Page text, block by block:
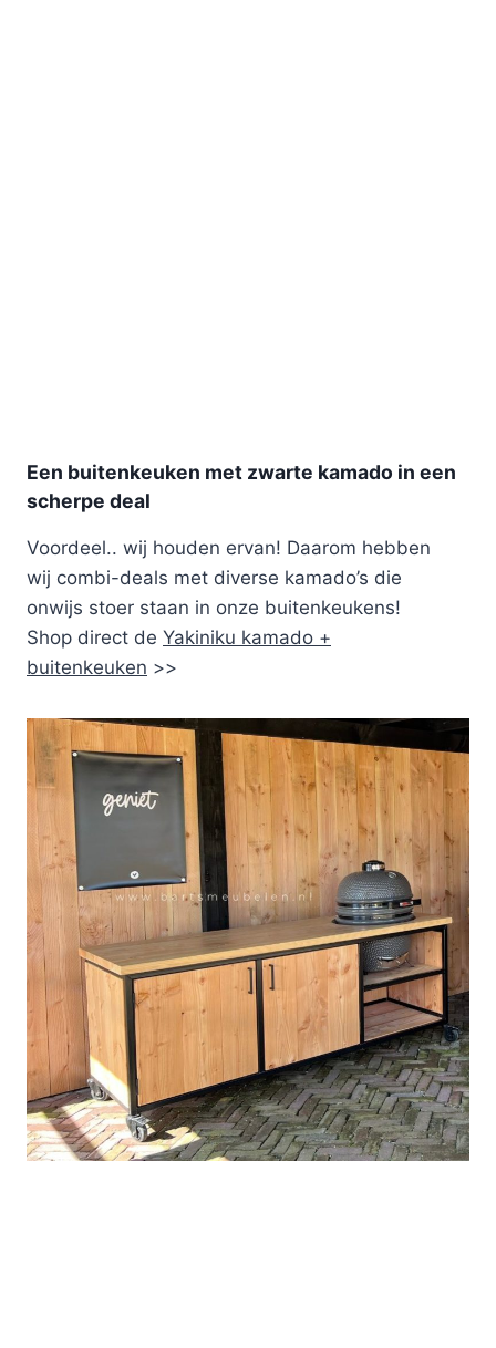
Een buitenkeuken met zwarte kamado in een
scherpe deal
Voordeel.. wij houden ervan! Daarom hebben
wij combi-deals met diverse kamado’s die
onwijs stoer staan in onze buitenkeukens!
Shop direct de Yakiniku kamado +
buitenkeuken >>